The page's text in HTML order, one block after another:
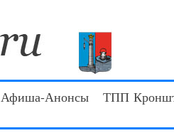
Афиша-Анонсы ТПП